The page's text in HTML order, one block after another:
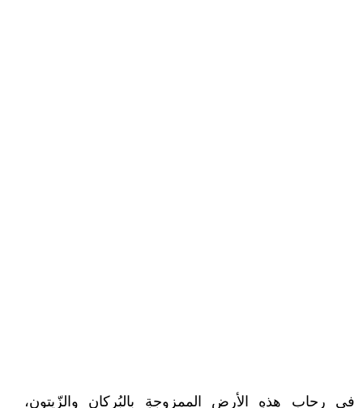
في رِحابِ هذهِ الأرضِ الممزوجةِ بالبُركانِ والزّيتونِ،